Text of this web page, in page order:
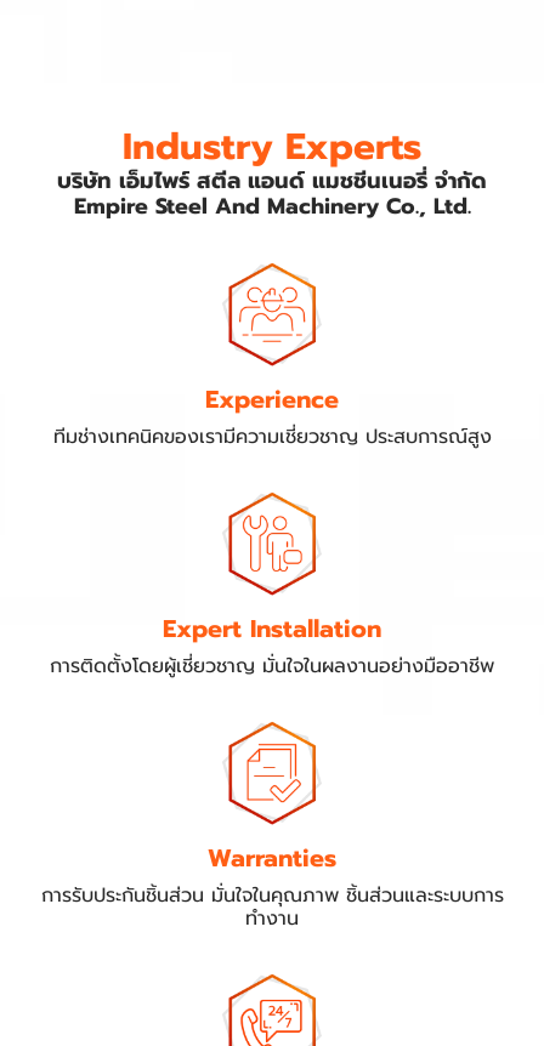
Industry Experts
บริษัท เอ็มไพร์ สตีล แอนด์ แมชชีนเนอรี่ จำกัด
Empire Steel And Machinery Co., Ltd.
Experience
ทีมช่างเทคนิคของเรามีความเชี่ยวชาญ ประสบการณ์สูง
Expert Installation
การติดตั้งโดยผู้เชี่ยวชาญ มั่นใจในผลงานอย่างมืออาชีพ
Warranties
การรับประกันชิ้นส่วน มั่นใจในคุณภาพ ชิ้นส่วนและระบบการ
ทำงาน